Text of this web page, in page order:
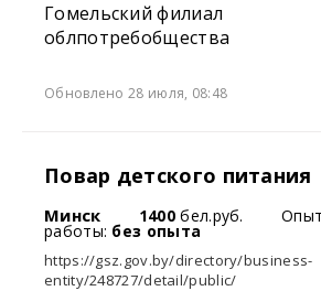
Гомельский филиал
облпотребобщества
Обновлено 28 июля, 08:48
Повар детского питания
Минск 1400 бел.руб. Опыт
работы: без опыта
https://gsz.gov.by/directory/business-
entity/248727/detail/public/